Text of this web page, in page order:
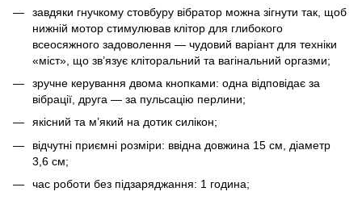
завдяки гнучкому стовбуру вібратор можна зігнути так, щоб
нижній мотор стимулював клітор для глибокого
всеосяжного задоволення — чудовий варіант для техніки
«міст», що зв’язує кліторальний та вагінальний оргазми;
зручне керування двома кнопками: одна відповідає за
вібрації, друга — за пульсацію перлини;
якісний та м’який на дотик силікон;
відчутні приємні розміри: ввідна довжина 15 см, діаметр
3,6 см;
час роботи без підзаряджання: 1 година;